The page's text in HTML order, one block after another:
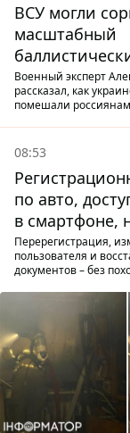
ВСУ могли
масштабный
Киеву
Военный эксперт
рассказал, как
помешали
08:53
по авто,
в смартфоне,
Перерегистрация,
пользователя и
документов – без